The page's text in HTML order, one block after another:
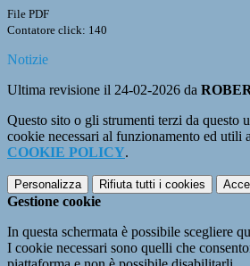
File PDF
Contatore click: 140
Notizie
Ultima revisione il 24-02-2026 da
Questo sito o gli strumenti terzi da questo
cookie necessari al funzionamento ed utili
COOKIE POLICY.
Personalizza Rifiuta tutti i cookies
Gestione cookie
In questa schermata è possibile scegliere
I cookie necessari sono quelli che